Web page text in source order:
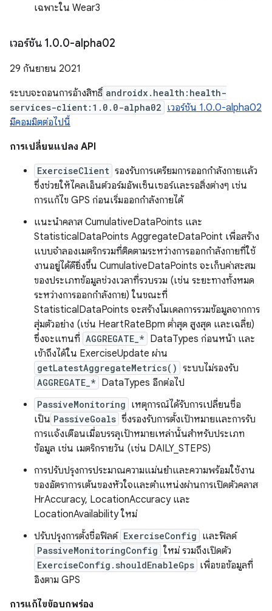
เฉพาะใน Wear3
เวอร์ชัน 1.0.0-alpha02
29 กันยายน 2021
ระบบจะถอนการอ้างสิทธิ์ androidx.health:health-
services-client:1.0.0-alpha02 เวอร์ชัน 1.0.0-alpha02
มีคอมมิตต่อไปนี้
การเปลี่ยนแปลง API
ExerciseClient รองรับการเตรียมการออกกำลังกายแล้ว
ซึ่งช่วยให้ไคลเอ็นต์วอร์มอัพเซ็นเซอร์และรอสิ่งต่างๆ เช่น
การแก้ไข GPS ก่อนเริ่มออกกำลังกายได้
แนะนําคลาส CumulativeDataPoints และ
StatisticalDataPoints AggregateDataPoint เพื่อสร้าง
แบบจำลองเมตริกรวมที่ติดตามระหว่างการออกกำลังกายที่ใช้
งานอยู่ได้ดียิ่งขึ้น CumulativeDataPoints จะเก็บค่าสะสม
ของประเภทข้อมูลช่วงเวลาที่รวบรวม (เช่น ระยะทางทั้งหมด
ระหว่างการออกกำลังกาย) ในขณะที่
StatisticalDataPoints จะสร้างโมเดลการรวมข้อมูลจากการ
สุ่มตัวอย่าง (เช่น HeartRateBpm ต่ำสุด สูงสุด และเฉลี่ย)
ซึ่งจะแทนที่ AGGREGATE_* DataTypes ก่อนหน้า และ
เข้าถึงได้ใน ExerciseUpdate ผ่าน
getLatestAggregateMetrics() ระบบไม่รองรับ
AGGREGATE_* DataTypes อีกต่อไป
PassiveMonitoring เหตุการณ์ได้รับการเปลี่ยนชื่อ
เป็น PassiveGoals ซึ่งรองรับการตั้งเป้าหมายและการรับ
การแจ้งเตือนเมื่อบรรลุเป้าหมายเหล่านั้นสำหรับประเภท
ข้อมูล เช่น เมตริกรายวัน (เช่น DAILY_STEPS)
การปรับปรุงการประมาณความแม่นยำและความพร้อมใช้งาน
ของอัตราการเต้นของหัวใจและตำแหน่งผ่านการเปิดตัวคลาส
HrAccuracy, LocationAccuracy และ
LocationAvailability ใหม่
ปรับปรุงการตั้งชื่อฟิลด์ ExerciseConfig และฟิลด์
PassiveMonitoringConfig ใหม่ รวมถึงเปิดตัว
ExerciseConfig.shouldEnableGps เพื่อขอข้อมูลที่
อิงตาม GPS
การแก้ไขข้อบกพร่อง